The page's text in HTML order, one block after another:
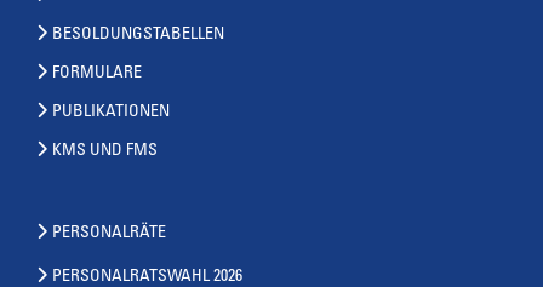
BESOLDUNGSTABELLEN
FORMULARE
PUBLIKATIONEN
KMS UND FMS
PERSONALRÄTE
PERSONALRATSWAHL 2026